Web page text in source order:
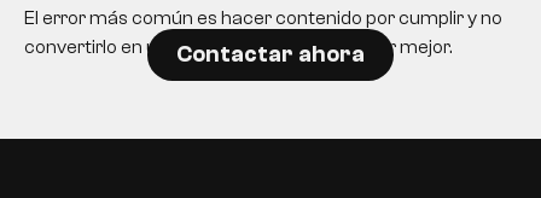
El error más común es hacer contenido por cumplir y no
convertirlo en una herramienta para decidir mejor.
Contactar ahora